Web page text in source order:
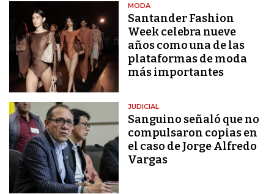
MODA
Santander Fashion
Week celebra nueve
años como una de las
plataformas de moda
más importantes
JUDICIAL
Sanguino señaló que no
compulsaron copias en
el caso de Jorge Alfredo
Vargas